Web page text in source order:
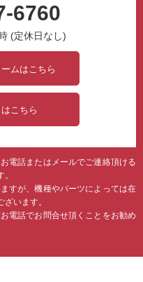
6760
(定休日なし)
ムはこちら
こちら
電話またはメールでご連絡頂ける
すが、機種やパーツによっては在
います。
電話でお問合せ頂くことをお勧め